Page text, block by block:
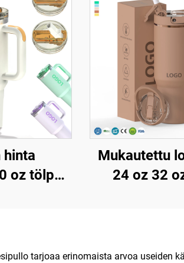
hinta
oz tölppä
seinämä
Mukautettu
24 oz 32
tarjoaa erinomaista arvoa useiden